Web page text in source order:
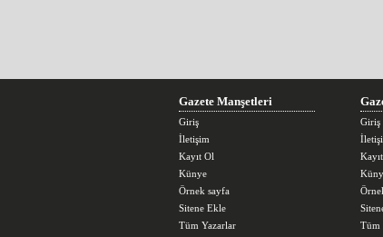
Gazete Manşetleri
Giriş
İletişim
Kayıt Ol
Künye
Örnek sayfa
Sitene Ekle
Tüm Yazarlar
Giriş
Tüm